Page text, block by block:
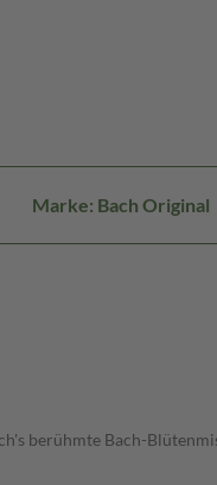
Marke: Bach Original
berühmte Bach-